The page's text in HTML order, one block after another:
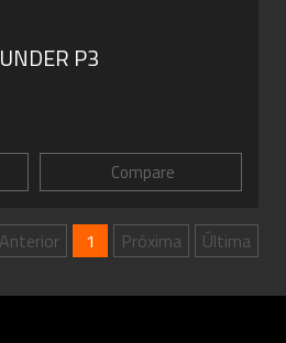
P3
Compare
Anterior 1 Próxima Última